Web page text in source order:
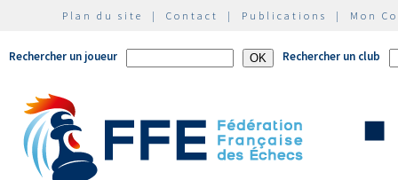
Plan du site | Contact | Publications | Mon
Rechercher un joueur Rechercher un club